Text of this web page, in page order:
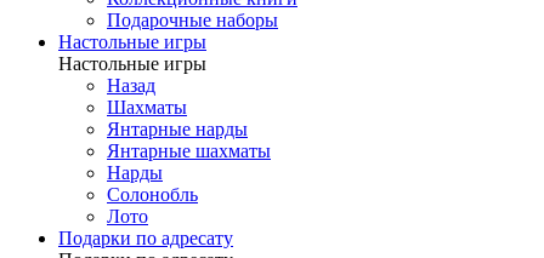
Подарочные наборы
Настольные игры
Настольные игры
Назад
Шахматы
Янтарные нарды
Янтарные шахматы
Нарды
Солонобль
Лото
Подарки по адресату